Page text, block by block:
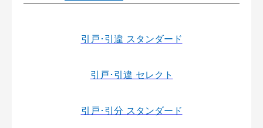
引戸･引違 スタンダード
引戸･引違 セレクト
引戸･引分 スタンダード